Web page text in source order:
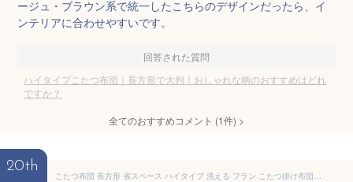
ージュ・ブラウン系で統一したこちらのデザインだったら、イ
ンテリアに合わせやすいです。
回答された質問
ハイタイプこたつ布団｜長方形で大判！おしゃれな柄のおすすめはどれ
ですか？
全てのおすすめコメント (1件) >
20th
こたつ布団 長方形 省スペース ハイタイプ 洗える フラン こたつ掛け布団 アイボリー 約235×290cm フランネル 抗菌 防臭 kotatsu huton 高脚こたつ台用 おしゃれ 北欧 無地 ＃9845715